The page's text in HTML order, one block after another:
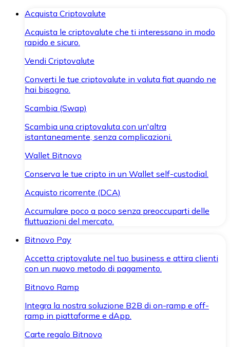
Acquista Criptovalute
Acquista le criptovalute che ti interessano in modo
rapido e sicuro.
Vendi Criptovalute
Converti le tue criptovalute in valuta fiat quando ne
hai bisogno.
Scambia (Swap)
Scambia una criptovaluta con un'altra
istantaneamente, senza complicazioni.
Wallet Bitnovo
Conserva le tue cripto in un Wallet self-custodial.
Acquisto ricorrente (DCA)
Accumulare poco a poco senza preoccuparti delle
fluttuazioni del mercato.
Bitnovo Pay
Accetta criptovalute nel tuo business e attira clienti
con un nuovo metodo di pagamento.
Bitnovo Ramp
Integra la nostra soluzione B2B di on-ramp e off-
ramp in piattaforme e dApp.
Carte regalo Bitnovo